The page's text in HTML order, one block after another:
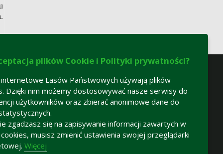
plików Cookie i Polityki prywatności?
Lasów Państwowych używają plików
Dzięki nim możemy dostosowywać nasze serwisy do
użytkowników oraz zbierać anonimowe dane do
zgadzasz się na zapisywanie informacji zawartych w
cookies, musisz zmienić ustawienia swojej przeglądarki
Więcej